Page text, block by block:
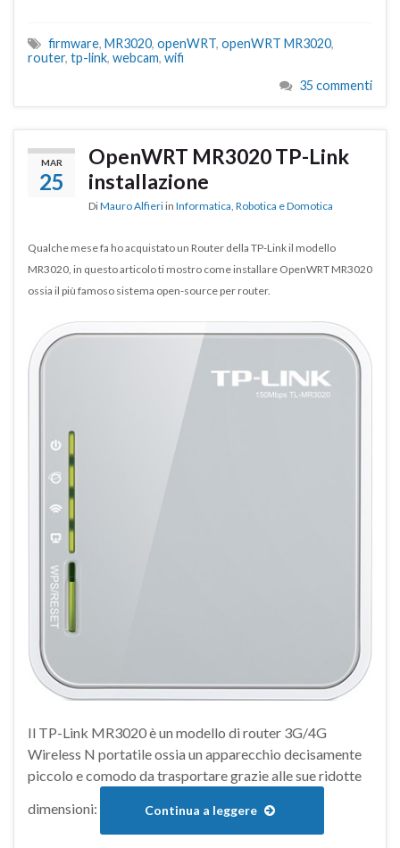
firmware, MR3020, openWRT, openWRT MR3020,
router, tp-link, webcam, wifi
35 commenti
MAR
25
OpenWRT MR3020 TP-Link
installazione
DiMauro Alfieri in Informatica Robotica e Domotica
Qualche mese fa ho acquistato un Router della TP-Link il modello
MR3020, in questo articolo ti mostro come installare OpenWRT MR3020
ossia il più famoso sistema open-source per router.
Il TP-Link MR3020 è un modello di router 3G/4G
Wireless N portatile ossia un apparecchio decisamente
piccolo e comodo da trasportare grazie alle sue ridotte
dimensioni:
Continua a leggere